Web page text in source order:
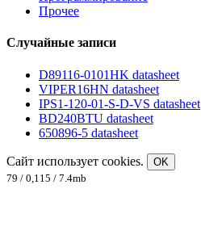
Прочее
Случайные записи
D89116-0101HK datasheet
VIPER16HN datasheet
IPS1-120-01-S-D-VS datasheet
BD240BTU datasheet
650896-5 datasheet
Сайт использует cookies.
OK
79 / 0,115 / 7.4mb